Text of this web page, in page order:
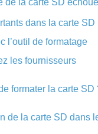
de la carte SD échoué
dans la carte SD
l’outil de formatage
les fournisseurs
formater la carte SD
de la carte SD dans